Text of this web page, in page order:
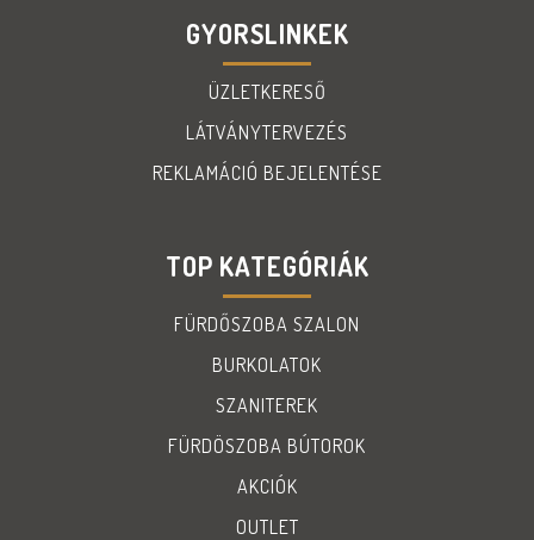
GYORSLINKEK
ÜZLETKERESŐ
LÁTVÁNYTERVEZÉS
REKLAMÁCIÓ BEJELENTÉSE
TOP KATEGÓRIÁK
FÜRDŐSZOBA SZALON
BURKOLATOK
SZANITEREK
FÜRDÖSZOBA BÚTOROK
AKCIÓK
OUTLET